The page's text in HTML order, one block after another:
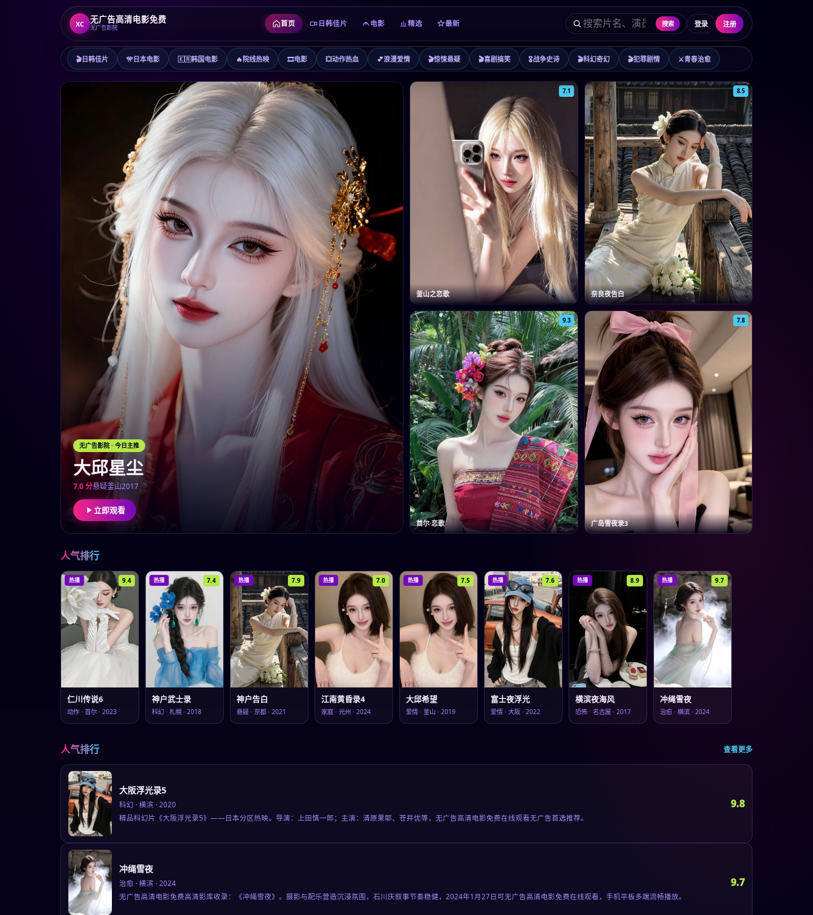
XC 无广告高清电影免费
无广告影院 首页 日韩佳片 电影 精选 最新 搜索 登录 注册
🎬日韩佳片 🎌日本电影 🇰🇷韩国电影 🔥院线热映 🎞️电影 💥动作热血 💕浪漫爱情 🎬惊悚悬疑 🎬喜剧搞笑 🎖️战争史诗 🎬科幻奇幻 🎬犯罪剧情 ⚔️青春治愈
无广告影院 · 今日主推
大邱星尘
7.0分悬疑釜山2017
立即观看
7.1
釜山之恋歌
8.5
奈良夜告白
9.3
首尔·恋歌
7.8
广岛雪夜录3
人气排行
热播 9.4
仁川传说6
动作 · 首尔 · 2023
热播 7.4
神户武士录
科幻 · 札幌 · 2018
热播 7.9
神户告白
悬疑 · 京都 · 2021
热播 7.0
江南黄昏录4
家庭 · 光州 · 2024
热播 7.5
大邱希望
爱情 · 釜山 · 2019
热播 7.6
富士夜浮光
爱情 · 大阪 · 2022
热播 8.9
横滨夜海风
恐怖 · 名古屋 · 2017
热播 9.7
冲绳雪夜
治愈 · 横滨 · 2024
人气排行 查看更多
大阪浮光录5
科幻 · 横滨 · 2020
精品科幻片《大阪浮光录5》——日本分区热映。导演：上田慎一郎；主演：清原果耶、苍井优等，无广告高清电影免费在线观看无广告首选推荐。
9.8
冲绳雪夜
治愈 · 横滨 · 2024
无广告高清电影免费高清影库收录：《冲绳雪夜》。摄影与配乐营造沉浸氛围，石川庆叙事节奏稳健，2024年1月27日可无广告高清电影免费在线观看，手机平板多端流畅播放。
9.7